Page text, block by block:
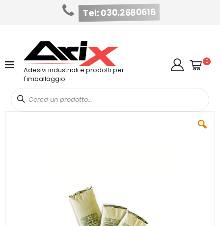
Tel: 030.2680616
contenuto
Adesivi industriali e prodotti per
l'imballaggio
Cerca Cart
0
Vai